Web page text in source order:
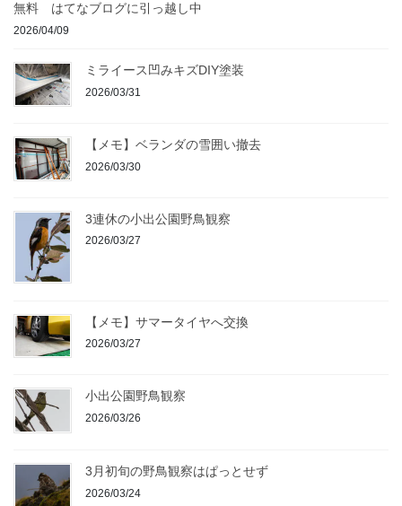
無料 はてなブログに引っ越し中
2026/04/09
ミライース凹みキズDIY塗装
2026/03/31
【メモ】ベランダの雪囲い撤去
2026/03/30
3連休の小出公園野鳥観察
2026/03/27
【メモ】サマータイヤへ交換
2026/03/27
小出公園野鳥観察
2026/03/26
3月初旬の野鳥観察はぱっとせず
2026/03/24